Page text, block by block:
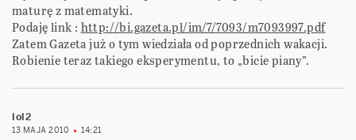
maturę z matematyki.
Podaję link : http://bi.gazeta.pl/im/7/7093/m7093997.pdf
Zatem Gazeta już o tym wiedziała od poprzednich wakacji.
Robienie teraz takiego eksperymentu, to „bicie piany”.
lol2
13 MAJA 2010 14:21